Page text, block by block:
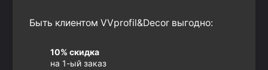
Быть клиентом VVprofil&Decor выгодно:
10% скидка
на 1-ый заказ